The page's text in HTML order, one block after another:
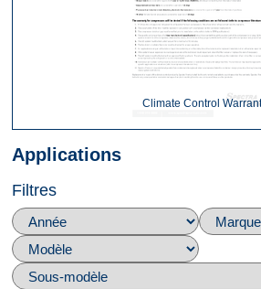
Climate Control
Applications
Filtres